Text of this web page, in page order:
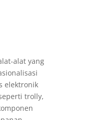
alat yang
elektronik
trolly,